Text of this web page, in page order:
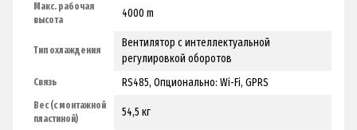
Макс. рабочая
высота
4000 m
Тип охлаждения
Вентилятор с интеллектуальной
регулировкой оборотов
Связь RS485, Опционально: Wi-Fi, GPRS
Вес (с монтажной
пластиной)
54,5 кг